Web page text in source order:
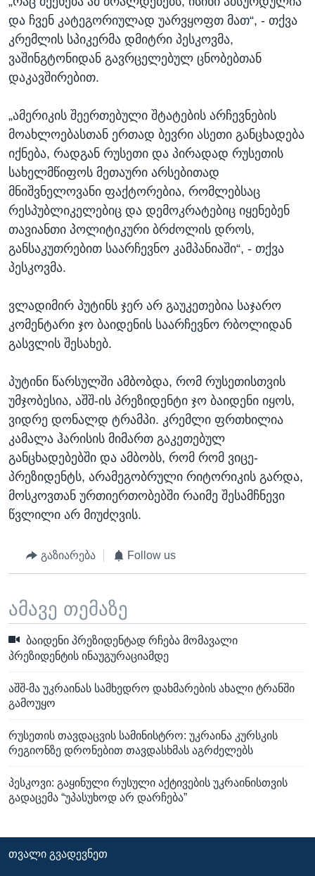
და ჩვენ კატეგორიულად უარვყოფთ მათ“, - თქვა
კრემლის სპიკერმა დმიტრი პესკოვმა,
ვაშინგტონიდან გავრცელებულ ცნობებთან
დაკავშირებით.
„ამერიკის შეერთებული შტატების არჩევნების
მოახლოებასთან ერთად ბევრი ასეთი განცხადება
იქნება, რადგან რუსეთი და პირადად რუსეთის
სახელმწიფოს მეთაური არსებითად
მნიშვნელოვანი ფაქტორებია, რომლებსაც
რესპუბლიკელებიც და დემოკრატებიც იყენებენ
თავიანთი პოლიტიკური ბრძოლის დროს,
განსაკუთრებით საარჩევნო კამპანიაში“, - თქვა
პესკოვმა.
ვლადიმირ პუტინს ჯერ არ გაუკეთებია საჯარო
კომენტარი ჯო ბაიდენის საარჩევნო რბოლიდან
გასვლის შესახებ.
პუტინი წარსულში ამბობდა, რომ რუსეთისთვის
უმჯობესია, აშშ-ის პრეზიდენტი ჯო ბაიდენი იყოს,
ვიდრე დონალდ ტრამპი. კრემლი ფრთხილია
კამალა ჰარისის მიმართ გაკეთებულ
განცხადებებში და ამბობს, რომ რომ ვიცე-
პრეზიდენტს, არამეგობრული რიტორიკის გარდა,
მოსკოვთან ურთიერთობებში რაიმე შესამჩნევი
წვლილი არ მიუძღვის.
გაზიარება Follow us
ამავე თემაზე
ბაიდენი პრეზიდენტად რჩება მომავალი
პრეზიდენტის ინაუგურაციამდე
აშშ-მა უკრაინას სამხედრო დახმარების ახალი ტრანში
გამოუყო
რუსეთის თავდაცვის სამინისტრო: უკრაინა კურსკის
რეგიონზე დრონებით თავდასხმას აგრძელებს
პესკოვი: გაყინული რუსული აქტივების უკრაინისთვის
გადაცემა “უპასუხოდ არ დარჩება”
ᲗᲕᲐᲚᲘ ᲒᲕᲐᲓᲔᲕᲜᲔᲗ